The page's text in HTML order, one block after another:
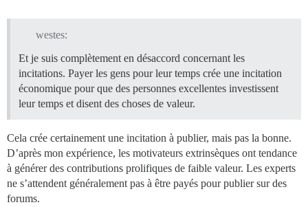
westes:
Et je suis complètement en désaccord concernant les
incitations. Payer les gens pour leur temps crée une incitation
économique pour que des personnes excellentes investissent
leur temps et disent des choses de valeur.
Cela crée certainement une incitation à publier, mais pas la bonne.
D’après mon expérience, les motivateurs extrinsèques ont tendance
à générer des contributions prolifiques de faible valeur. Les experts
ne s’attendent généralement pas à être payés pour publier sur des
forums.